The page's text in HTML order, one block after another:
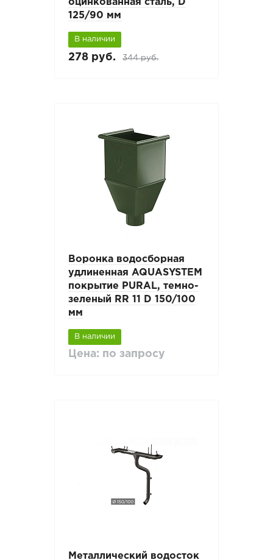
оцинкованная сталь, D
125/90 мм
В наличии
278 руб. 344 руб.
Воронка водосборная
удлиненная AQUASYSTEM
покрытие PURAL, темно-
зеленый RR 11 D 150/100
мм
В наличии
Цена: по запросу
Металлический водосток